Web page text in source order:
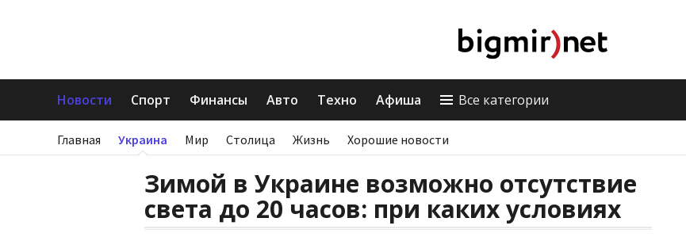
Новости Спорт Финансы Авто Техно Афиша Все категории
Главная Украина Мир Столица Жизнь Хорошие новости
Зимой в Украине возможно отсутствие
света до 20 часов: при каких условиях